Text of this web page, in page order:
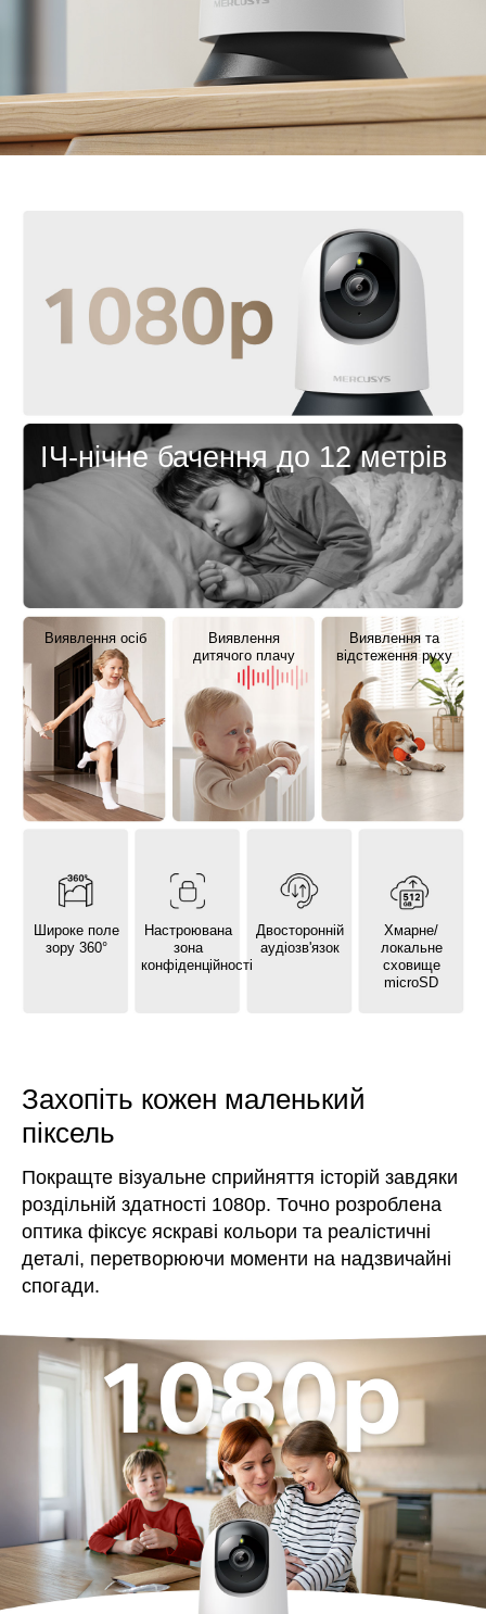
відео за допомогою хмарних сервісів зберігання
Настроювана зона блокування
Налаштуйте
свою зону конфіденційності, щоб легко блокувати
небажані перегляди.
Голосове керування-Сумісний з Google
Виявлення осіб
Виявлення
дитячого плачу
Виявлення та
відстеження руху
ІЧ-нічне бачення до 12 метрів
Широке поле
зору 360°
Настроювана
зона
конфіденційності
Двосторонній
аудіозв'язок
Хмарне/
локальне
сховище
microSD
Захопіть кожен маленький
піксель
Покращте візуальне сприйняття історій завдяки
роздільній здатності 1080p. Точно розроблена
оптика фіксує яскраві кольори та реалістичні
деталі, перетворюючи моменти на надзвичайні
спогади.